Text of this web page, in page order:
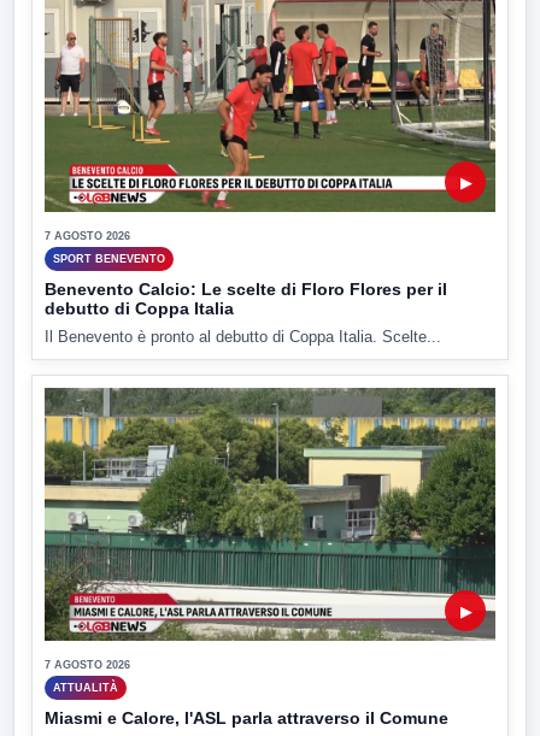
▶
7 AGOSTO 2026
SPORT BENEVENTO
Benevento Calcio: Le scelte di Floro Flores per il
debutto di Coppa Italia
Il Benevento è pronto al debutto di Coppa Italia. Scelte...
▶
7 AGOSTO 2026
ATTUALITÀ
Miasmi e Calore, l'ASL parla attraverso il Comune